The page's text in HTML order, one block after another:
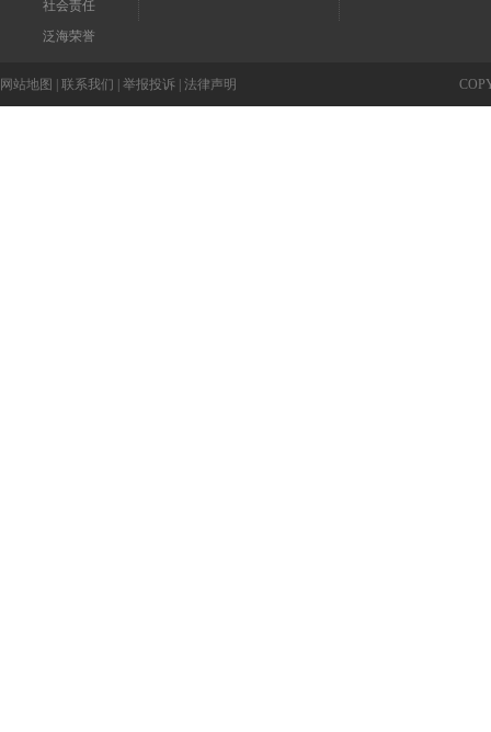
社会责任
泛海荣誉
网站地图 联系我们 举报投诉 法律声明